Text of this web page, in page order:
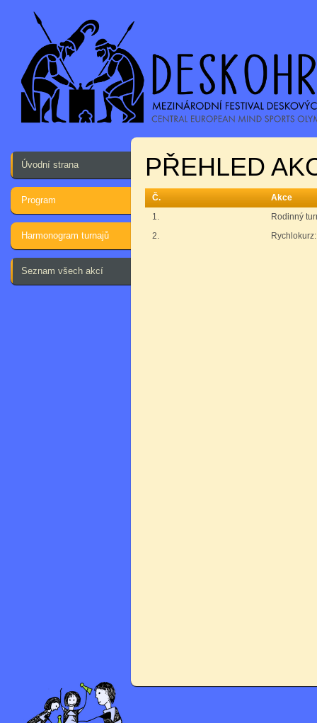
Úvodní strana
Program
Harmonogram turnajů
Seznam všech akcí
PŘEHLED
Č.
Akce
1.
Rodinný
2.